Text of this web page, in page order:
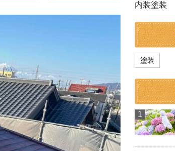
内装塗装
塗装